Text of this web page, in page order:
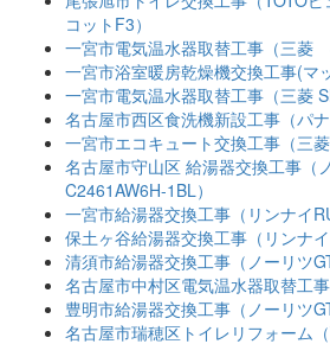
コットF3）
一宮市電気温水器取替工事（三菱
一宮市浴室暖房乾燥機交換工事(マ
一宮市電気温水器取替工事（三菱
名古屋市西区食洗機新設工事（パ
一宮市エコキュート交換工事（三菱
名古屋市守山区 給湯器交換工事（
C2461AW6H-1BL）
一宮市給湯器交換工事（リンナイ
保土ヶ谷給湯器交換工事（リンナ
清須市給湯器交換工事（ノーリツ
名古屋市中村区電気温水器取替工
豊明市給湯器交換工事（ノーリツ
名古屋市瑞穂区トイレリフォーム